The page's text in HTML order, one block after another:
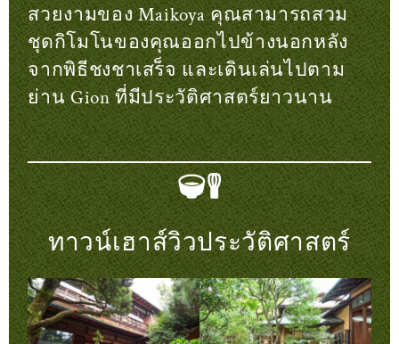
สวยงามของ Maikoya คุณสามารถสวม
ชุดกิโมโนของคุณออกไปข้างนอกหลัง
จากพิธีชงชาเสร็จ และเดินเล่นไปตาม
ย่าน Gion ที่มีประวัติศาสตร์ยาวนาน
ทาวน์เฮาส์วิวประวัติศาสตร์